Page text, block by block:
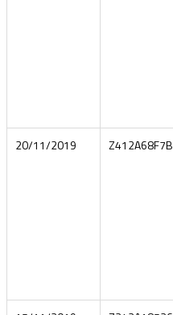
20/11/2019 Z412A68F7B